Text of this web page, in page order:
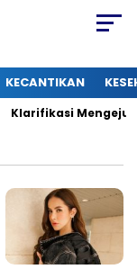
KECANTIKAN
Klarifikasi